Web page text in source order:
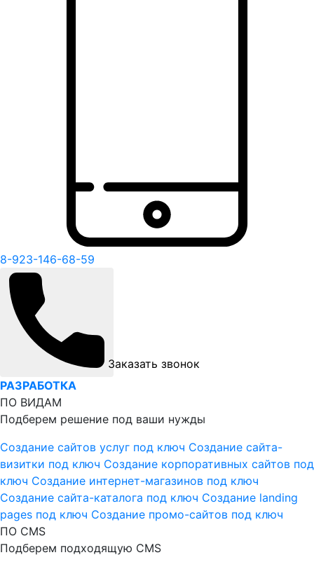
8-923-146-68-59
Заказать звонок
РАЗРАБОТКА
ПО ВИДАМ
Подберем решение под ваши нужды
Создание сайтов услуг под ключ Создание сайта-
визитки под ключ Создание корпоративных сайтов под
ключ Создание интернет-магазинов под ключ
Создание сайта-каталога под ключ Создание landing
pages под ключ Создание промо-сайтов под ключ
ПО CMS
Подберем подходящую CMS